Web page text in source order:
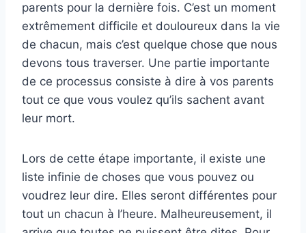
parents pour la dernière fois. C’est un moment
extrêmement difficile et douloureux dans la vie
de chacun, mais c’est quelque chose que nous
devons tous traverser. Une partie importante
de ce processus consiste à dire à vos parents
tout ce que vous voulez qu’ils sachent avant
leur mort.
Lors de cette étape importante, il existe une
liste infinie de choses que vous pouvez ou
voudrez leur dire. Elles seront différentes pour
tout un chacun à l’heure. Malheureusement, il